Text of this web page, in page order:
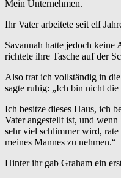
Mein Unternehmen.
Ihr Vater arbeitete seit elf
Savannah hatte jedoch
richtete ihre Tasche auf der
Also trat ich vollständig in
sagte ruhig: „Ich bin nicht
Ich besitze dieses Haus, ich
Vater angestellt ist, und
sehr viel schlimmer wird,
meines Mannes zu nehmen.“
Hinter ihr gab Graham ein